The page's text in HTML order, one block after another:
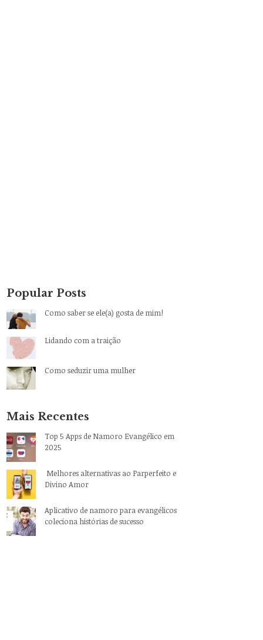
Popular Posts
Como saber se ele(a) gosta de mim!
Lidando com a traição
Como seduzir uma mulher
Mais Recentes
Top 5 Apps de Namoro Evangélico em
2025
Melhores alternativas ao Parperfeito e
Divino Amor
Aplicativo de namoro para evangélicos
coleciona histórias de sucesso